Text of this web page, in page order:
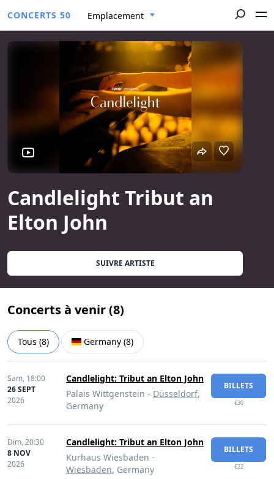
CONCERTS 50 Emplacement
Candlelight Tribut an
Elton John
SUIVRE ARTISTE
Concerts à venir (8)
Tous (8) Germany (8)
Sam, 18:00
26 SEPT
2026
Candlelight: Tribut an Elton John
Palais Wittgenstein - Düsseldorf,
Germany
BILLETS
€30
Dim,20:30
8 NOV
2026
Candlelight: Tribut an Elton John
Kurhaus Wiesbaden -
Wiesbaden, Germany
BILLETS
€22